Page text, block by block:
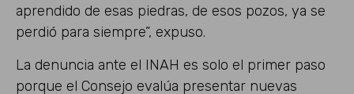
aprendido de esas piedras, de esos pozos, ya se
perdió para siempre”, expuso.
La denuncia ante el INAH es solo el primer paso
porque el Consejo evalúa presentar nuevas